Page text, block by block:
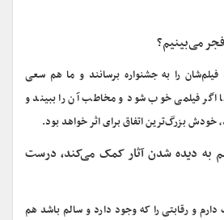
فجر می‌بینیم؟
فیلم‌شان را به جشنواره برسانند و ما هم سعی
اگر فیلمی خوب شود و مخاطب آن را ببیند و
خودش بزرگ‌ترین اتفاق برای اثر خواهد بود.
به دیده شدن آثار کمک می‌کند، درست
و رقابتی را که وجود دارد و سالم باشد هم